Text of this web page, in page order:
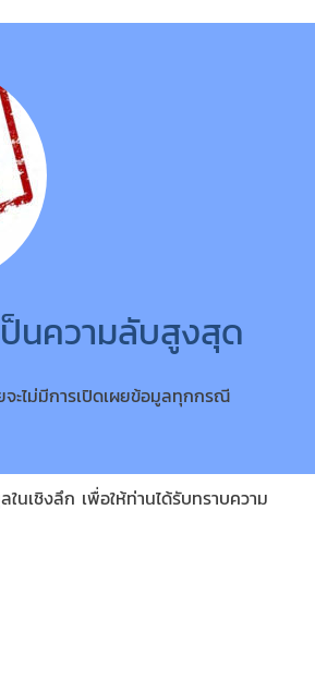
นความลับสูงสุด
จะไม่มีการเปิดเผยข้อมูลทุกกรณี
นเชิงลึก เพื่อให้ท่านได้รับทราบความ